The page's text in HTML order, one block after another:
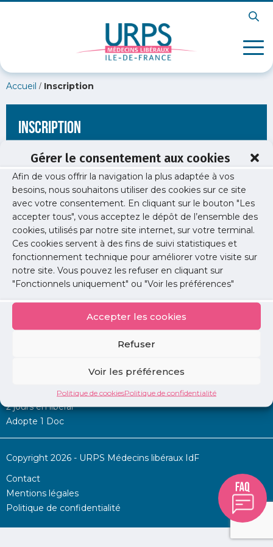
Gérer le consentement aux cookies
Afin de vous offrir la navigation la plus adaptée à vos
besoins, nous souhaitons utiliser des cookies sur ce site
avec votre consentement. En cliquant sur le bouton "Les
accepter tous", vous acceptez le dépôt de l’ensemble des
cookies, utilisés par notre site internet, sur votre terminal.
Ces cookies servent à des fins de suivi statistiques et
fonctionnement technique pour améliorer votre visite sur
notre site. Vous pouvez les refuser en cliquant sur
"Fonctionnels uniquement" ou "Voir les préférences"
Accepter les cookies
Refuser
Voir les préférences
Politique de cookiesPolitique de confidentialité
Accueil / Inscription
Inscription
[wppb-register form_name="inscription"
redirect_url="https://www.urps-med-idf.org/formation-
agressions-conduite-a-tenir/pexels-polina-tankilevitch-
3873193/"]
Permanence d’aide à l’installation
2 jours en libéral
Adopte 1 Doc
Copyright 2026 - URPS Médecins libéraux IdF
Contact
Mentions légales
Politique de confidentialité